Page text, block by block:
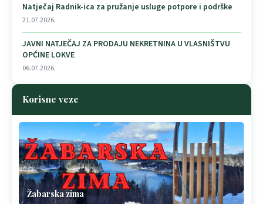
Natječaj Radnik-ica za pružanje usluge potpore i podrške
21.07.2026.
JAVNI NATJEČAJ ZA PRODAJU NEKRETNINA U VLASNIŠTVU
OPĆINE LOKVE
06.07.2026.
Korisne veze
Žabarska zima